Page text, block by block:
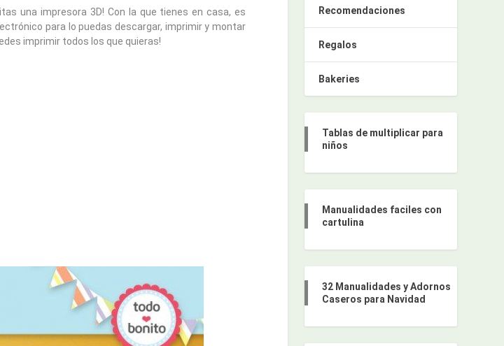
una impresora 3D! Con la que tienes en casa, es
para lo puedas descargar, imprimir y montar
imprimir todos los que quieras!
Recomendaciones
Regalos
Bakeries
Tablas de multiplicar para
niños
Manualidades faciles con
cartulina
32 Manualidades y Adornos
Caseros para Navidad